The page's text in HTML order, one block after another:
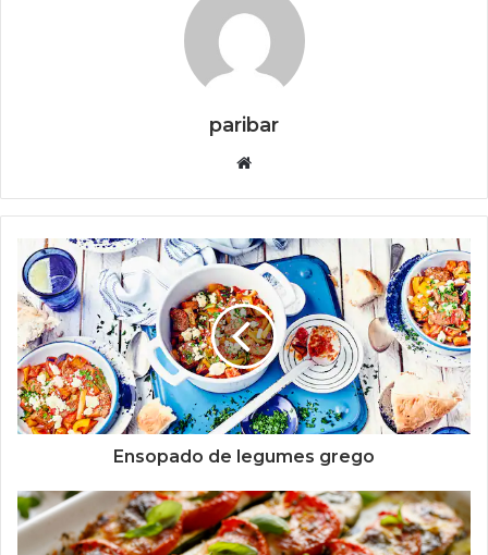
paribar
Website
Ensopado de legumes grego